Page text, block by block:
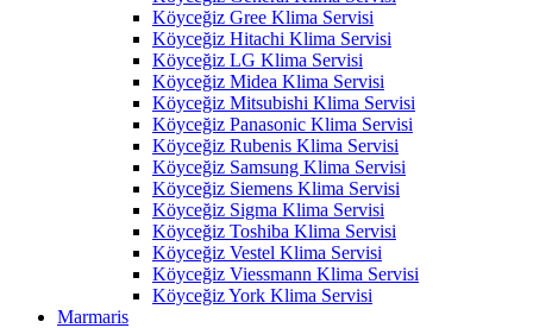
Köyceğiz Gree Klima Servisi
Köyceğiz Hitachi Klima Servisi
Köyceğiz LG Klima Servisi
Köyceğiz Midea Klima Servisi
Köyceğiz Mitsubishi Klima Servisi
Köyceğiz Panasonic Klima Servisi
Köyceğiz Rubenis Klima Servisi
Köyceğiz Samsung Klima Servisi
Köyceğiz Siemens Klima Servisi
Köyceğiz Sigma Klima Servisi
Köyceğiz Toshiba Klima Servisi
Köyceğiz Vestel Klima Servisi
Köyceğiz Viessmann Klima Servisi
Köyceğiz York Klima Servisi
Marmaris